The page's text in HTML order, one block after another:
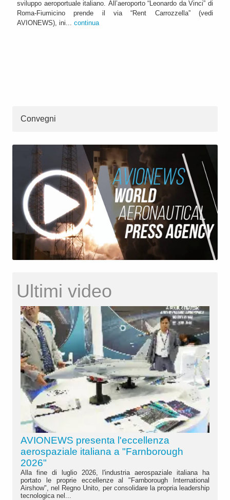
sviluppo aeroportuale italiano. All’aeroporto “Leonardo da Vinci” di
Roma-Fiumicino prende il via “Rent Carrozzella” (vedi
AVIONEWS), ini... continua
Convegni
Ultimi video
AVIONEWS presenta l'eccellenza
aerospaziale italiana a "Farnborough
2026"
Alla fine di luglio 2026, l'industria aerospaziale italiana ha
portato le proprie eccellenze al "Farnborough International
Airshow", nel Regno Unito, per consolidare la propria leadership
tecnologica nel...